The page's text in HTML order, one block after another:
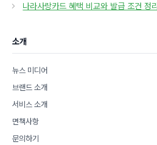
리
나라사랑카드 혜택 비교와 발급 조건 정리
소개
뉴스 미디어
브랜드 소개
서비스 소개
면책사항
문의하기